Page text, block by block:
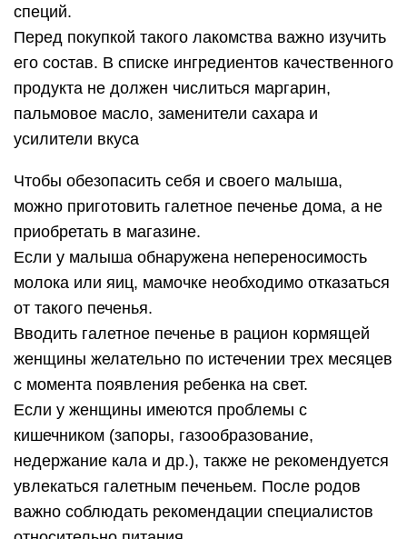
специй.
Перед покупкой такого лакомства важно изучить
его состав. В списке ингредиентов качественного
продукта не должен числиться маргарин,
пальмовое масло, заменители сахара и
усилители вкуса
Чтобы обезопасить себя и своего малыша,
можно приготовить галетное печенье дома, а не
приобретать в магазине.
Если у малыша обнаружена непереносимость
молока или яиц, мамочке необходимо отказаться
от такого печенья.
Вводить галетное печенье в рацион кормящей
женщины желательно по истечении трех месяцев
с момента появления ребенка на свет.
Если у женщины имеются проблемы с
кишечником (запоры, газообразование,
недержание кала и др.), также не рекомендуется
увлекаться галетным печеньем. После родов
важно соблюдать рекомендации специалистов